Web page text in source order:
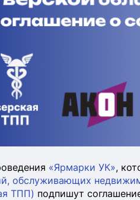
«Ярмарки УК»,
обслуживающих
ТПП) подпишут